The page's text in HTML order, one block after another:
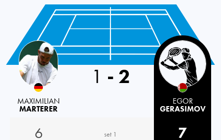
Germany
MAXIMILIAN
MARTERER
1 - 2
EGOR
GERASIMOV
6 set 1
7